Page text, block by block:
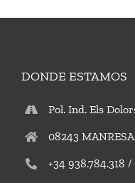
DONDE ESTAMOS
Pol. Ind. Els
08243
+34 938.784.318